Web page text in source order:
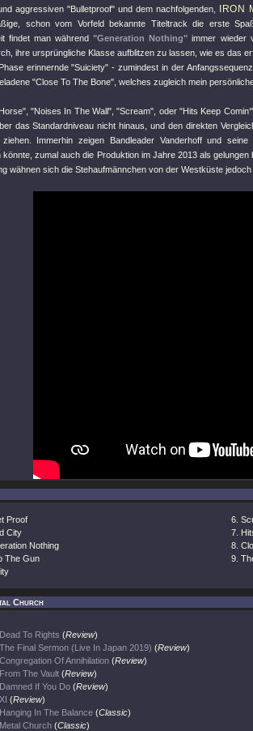
aggressiven"Bulletproof" und dem nachfolgenden, IRON
schon vom Vorfeld bekannte Titeltrack die erste
findet man während"Generation Nothing" immer wieder
ihre ursprüngliche Klasse aufblitzen zu lassen, wie es das
erinnernde"Suiciety" - zumindest in der
"Close To The Bone" , welches zugleich mein
, "Noises In The Wall","Scream" , oder "Hits Keep Comin‘"
das Standardniveau nicht hinaus, und den direkten
Immerhin zeigen Bandleader Vanderhoff und
könnte, zumal auch die Produktion im Jahre 2013 als
wähnen sich die Stehaufmännchen von der Westküste jedoch
Proof
City
Nothing
The Gun
Church
Dead To Rights (Review)
The Final Sermon (Live In Japan 2019) (Review)
Congregation Of Annihilation (Review)
From The Vault (Review)
Damned If You Do (Review)
XI (Review)
Hanging In The Balance (Classic)
Metal Church (Classic)